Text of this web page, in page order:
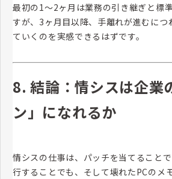
最初の1〜2ヶ月は業務の引き継ぎと標
すが、3ヶ月目以降、手離れが進むにつ
ていくのを実感できるはずです。
8. 結論：情シスは企業
ン」になれるか
情シスの仕事は、パッチを当てること
行することでも、そして壊れたPCのメ